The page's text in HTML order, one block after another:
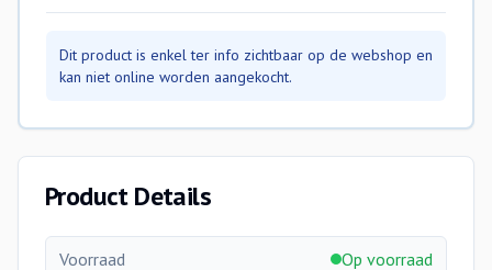
Dit product is enkel ter info zichtbaar op de webshop en
kan niet online worden aangekocht.
Product Details
Voorraad Op voorraad